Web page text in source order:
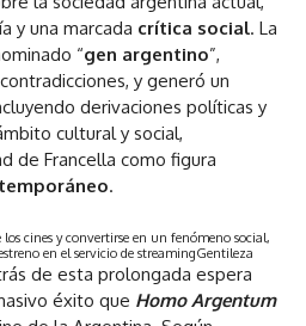
y una marcada crítica social. La
“gen argentino”,
y generó un
derivaciones políticas y
cultural y social,
de Francella como figura
.
cines y convertirse en un fenómeno social,
en el servicio de streamingGentileza
de esta prolongada espera
éxito que Homo Argentum